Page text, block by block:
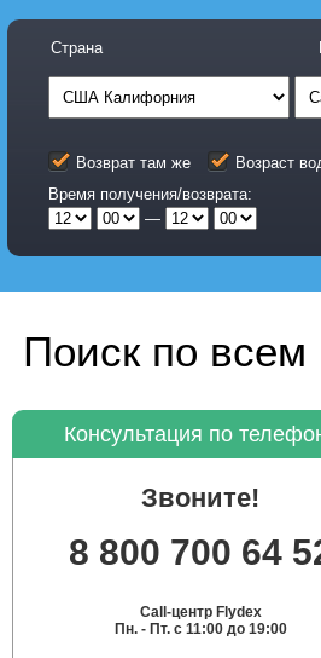
Страна
Возврат там же
Возраст
Время получения/возврата:
—
Поиск по всем
Консультация по
Звоните!
8 800 700 64
Call-центр Flydex
Пн. - Пт. с 11:00 до 19:00